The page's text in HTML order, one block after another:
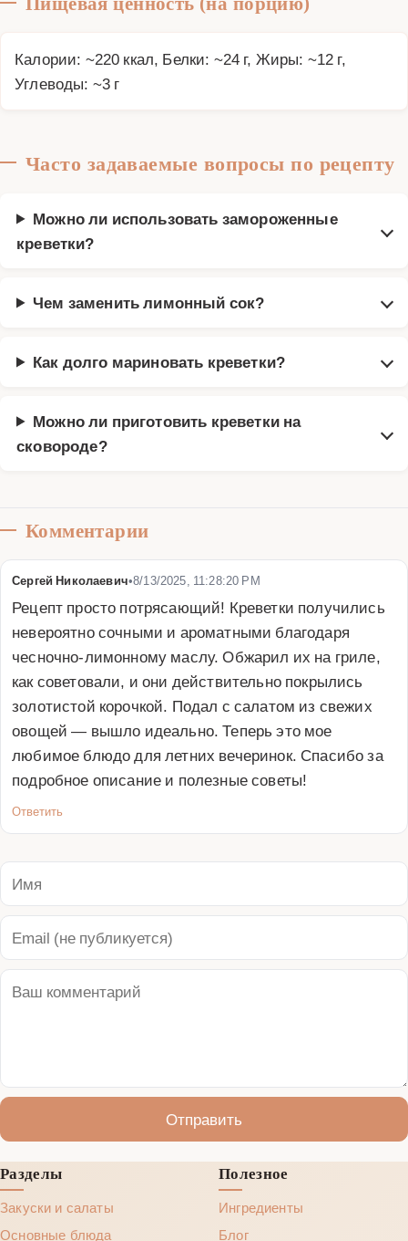
Калории: ~220 ккал, Белки: ~24 г, Жиры: ~12 г,
Углеводы: ~3 г
Часто задаваемые вопросы по рецепту
Можно ли использовать замороженные
креветки?
Чем заменить лимонный сок?
Как долго мариновать креветки?
Можно ли приготовить креветки на
сковороде?
Комментарии
Сергей Николаевич•8/13/2025, 11:28:20 PM
Рецепт просто потрясающий! Креветки получились
невероятно сочными и ароматными благодаря
чесночно-лимонному маслу. Обжарил их на гриле,
как советовали, и они действительно покрылись
золотистой корочкой. Подал с салатом из свежих
овощей — вышло идеально. Теперь это мое
любимое блюдо для летних вечеринок. Спасибо за
подробное описание и полезные советы!
Ответить
Отправить
Разделы
Закуски и салаты
Основные блюда
Полезное
Ингредиенты
Блог